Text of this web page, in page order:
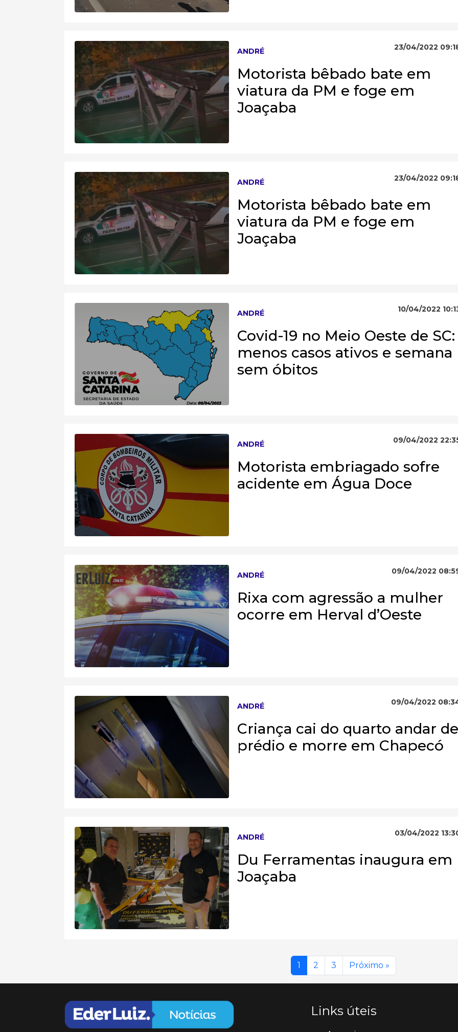
ANDRÉ 23/04/2022
Motorista bêbado bate em
viatura da PM e foge em
Joaçaba
ANDRÉ 23/04/2022
Motorista bêbado bate em
viatura da PM e foge em
Joaçaba
ANDRÉ 10/04/2022
Covid-19 no Meio Oeste de SC:
menos casos ativos e semana
sem óbitos
ANDRÉ 09/04/2022
Motorista embriagado sofre
acidente em Água Doce
ANDRÉ 09/04/2022
Rixa com agressão a mulher
ocorre em Herval d’Oeste
ANDRÉ 09/04/2022
Criança cai do quarto andar de
prédio e morre em Chapecó
ANDRÉ 03/04/2022
Du Ferramentas inaugura em
Joaçaba
1 2 3 Próximo »
Links úteis